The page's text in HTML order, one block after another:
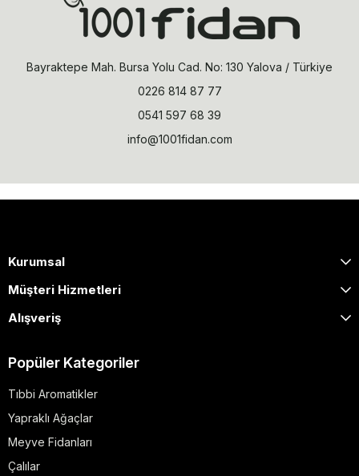
Bayraktepe Mah. Bursa Yolu Cad. No: 130 Yalova / Türkiye
0226 814 87 77
0541 597 68 39
info@1001fidan.com
Kurumsal
Müşteri Hizmetleri
Alışveriş
Popüler Kategoriler
Tıbbi Aromatikler
Yapraklı Ağaçlar
Meyve Fidanları
Çalılar